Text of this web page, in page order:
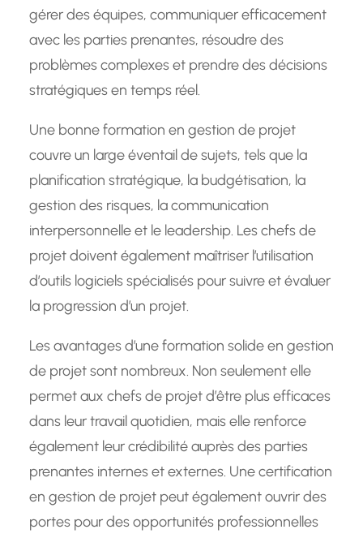
gérer des équipes, communiquer efficacement
avec les parties prenantes, résoudre des
problèmes complexes et prendre des décisions
stratégiques en temps réel.
Une bonne formation en gestion de projet
couvre un large éventail de sujets, tels que la
planification stratégique, la budgétisation, la
gestion des risques, la communication
interpersonnelle et le leadership. Les chefs de
projet doivent également maîtriser l’utilisation
d’outils logiciels spécialisés pour suivre et évaluer
la progression d’un projet.
Les avantages d’une formation solide en gestion
de projet sont nombreux. Non seulement elle
permet aux chefs de projet d’être plus efficaces
dans leur travail quotidien, mais elle renforce
également leur crédibilité auprès des parties
prenantes internes et externes. Une certification
en gestion de projet peut également ouvrir des
portes pour des opportunités professionnelles